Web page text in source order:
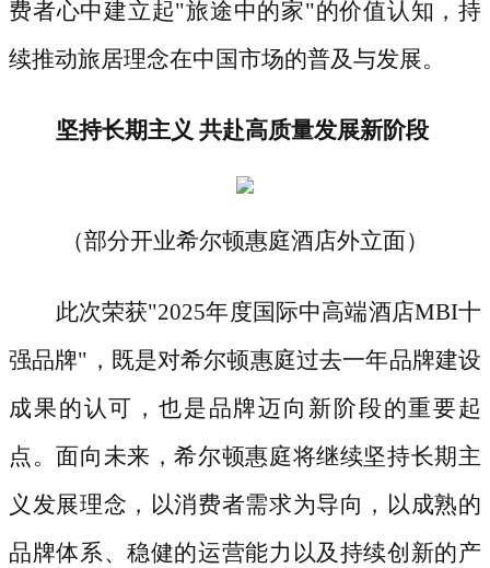
费者心中建立起"旅途中的家"的价值认知，持
续推动旅居理念在中国市场的普及与发展。
坚持长期主义 共赴高质量发展新阶段
（部分开业希尔顿惠庭酒店外立面）
此次荣获"2025年度国际中高端酒店MBI十
强品牌"，既是对希尔顿惠庭过去一年品牌建设
成果的认可，也是品牌迈向新阶段的重要起
点。面向未来，希尔顿惠庭将继续坚持长期主
义发展理念，以消费者需求为导向，以成熟的
品牌体系、稳健的运营能力以及持续创新的产